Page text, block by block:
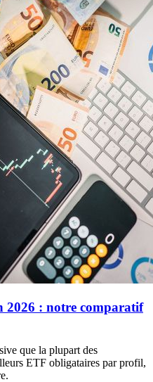
2026 : notre comparatif
que la plupart des
ETF obligataires par profil,